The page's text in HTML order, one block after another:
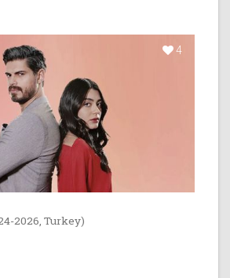
4
2026, Turkey)